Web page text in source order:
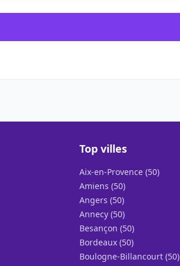
Top villes
Aix-en-Provence (50)
Amiens (50)
Angers (50)
Annecy (50)
Besançon (50)
Bordeaux (50)
Boulogne-Billancourt (50)